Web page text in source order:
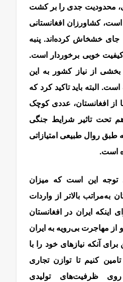
محدودیت جدی را بر کشت
کشاورزان افغانستانی
جای خشخاش کرده‌اند. پنبه
خوبی برخوردار است.
از نیاز کشور به این
البته باید تاکید کرد که
از افغانستان، عددی کوچک
تحت تاثیر شرایط جنگی
روال طبیعی امتیازاتی
است.
توجه این است که میزان
به‌مراتب بالاتر از واردات
ایران در افغانستان
از مهاجرت بی‌رویه به ایران
آنکه نیازهای خود را با
کنیم تا توازن تجاری
ظرفیت‌های تولیدی